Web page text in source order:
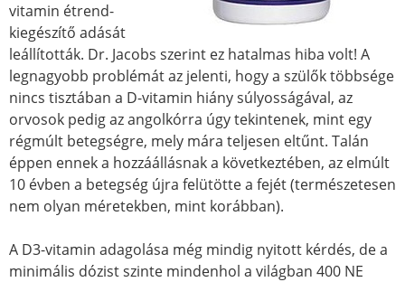
vitamin étrend-
kiegészítő adását
leállították. Dr. Jacobs szerint ez hatalmas hiba volt! A
legnagyobb problémát az jelenti, hogy a szülők többsége
nincs tisztában a D-vitamin hiány súlyosságával, az
orvosok pedig az angolkórra úgy tekintenek, mint egy
régmúlt betegségre, mely mára teljesen eltűnt. Talán
éppen ennek a hozzáállásnak a következtében, az elmúlt
10 évben a betegség újra felütötte a fejét (természetesen
nem olyan méretekben, mint korábban).
A D3-vitamin adagolása még mindig nyitott kérdés, de a
minimális dózist szinte mindenhol a világban 400 NE